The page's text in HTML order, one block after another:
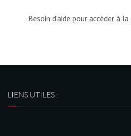
Besoin d'aide pour accèder à la
LIENS UTILES :